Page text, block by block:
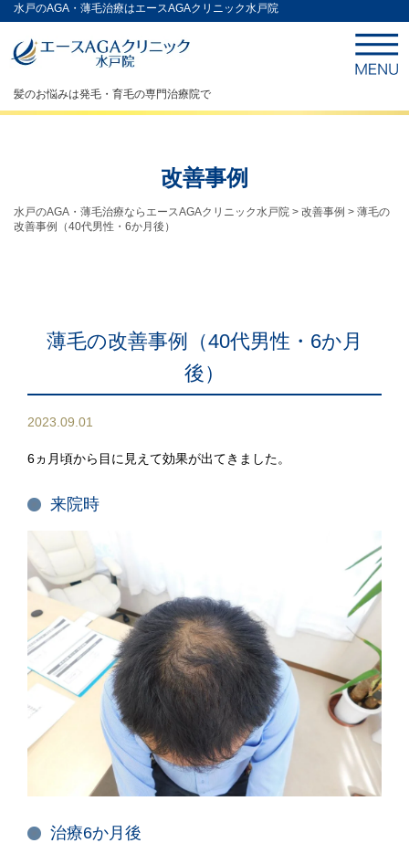
水戸のAGA・薄毛治療はエースAGAクリニック水戸院
髪のお悩みは発毛・育毛の専門治療院で
改善事例
水戸のAGA・薄毛治療ならエースAGAクリニック水戸院 > 改善事例 > 薄毛の
改善事例（40代男性・6か月後）
薄毛の改善事例（40代男性・6か月
後）
2023.09.01
6ヵ月頃から目に見えて効果が出てきました。
来院時
治療6か月後